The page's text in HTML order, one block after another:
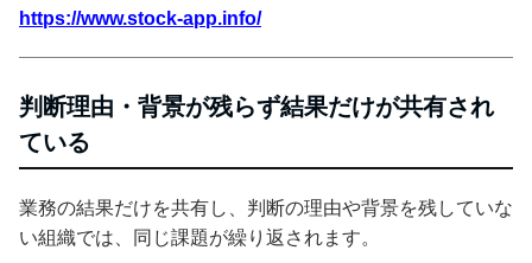
https://www.stock-app.info/
判断理由・背景が残らず結果だけが共有され
ている
業務の結果だけを共有し、判断の理由や背景を残していな
い組織では、同じ課題が繰り返されます。